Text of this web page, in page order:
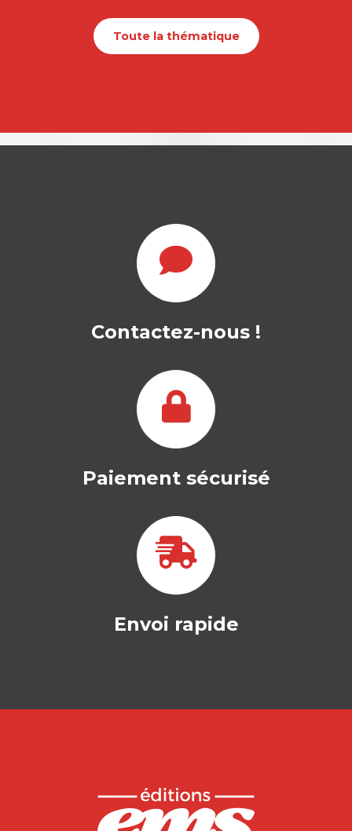
Toute la thématique
Contactez-nous !
Paiement sécurisé
Envoi rapide